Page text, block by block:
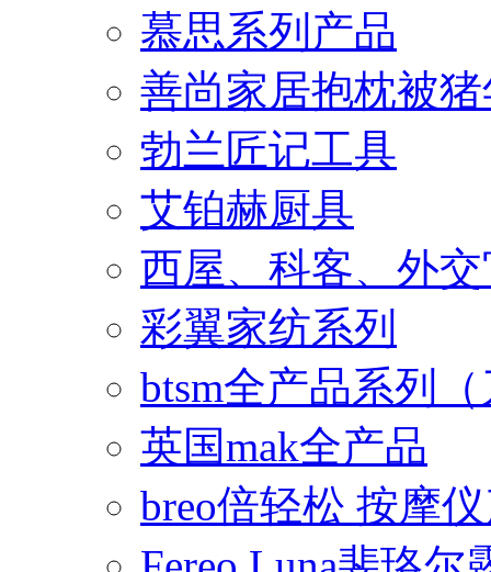
慕思系列产品
善尚家居抱枕被
勃兰匠记工具
艾铂赫厨具
西屋、科客、外
彩翼家纺系列
btsm全产品系列
英国mak全产品
breo倍轻松 按摩